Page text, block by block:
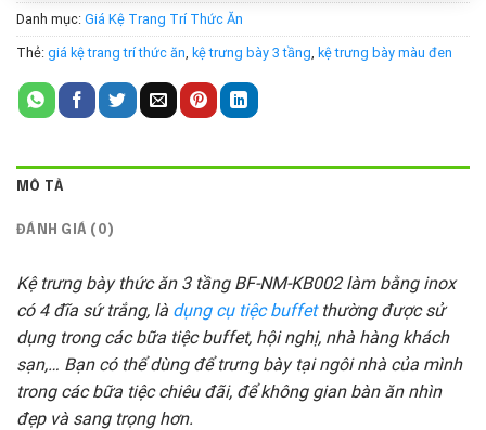
Danh mục: Giá Kệ Trang Trí Thức Ăn
Thẻ: giá kệ trang trí thức ăn kệ trưng bày 3 tầng kệ trưng bày màu đen
MÔ TẢ
ĐÁNH GIÁ (0)
Kệ trưng bày thức ăn 3 tầng BF-NM-KB002 làm bằng inox
có 4 đĩa sứ trắng, là dụng cụ tiệc buffetthường được sử
dụng trong các bữa tiệc buffet, hội nghị, nhà hàng khách
sạn,… Bạn có thể dùng để trưng bày tại ngôi nhà của mình
trong các bữa tiệc chiêu đãi, để không gian bàn ăn nhìn
đẹp và sang trọng hơn.